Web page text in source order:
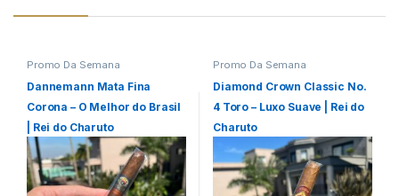
Promo Da Semana
Dannemann Mata Fina
Corona – O Melhor do Brasil
| Rei do Charuto
Promo Da Semana
Diamond Crown Classic No.
4 Toro – Luxo Suave | Rei do
Charuto